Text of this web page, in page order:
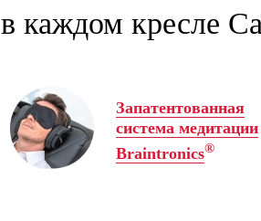
в каждом кресле
Запатентованная
система медитации
Braintronics®